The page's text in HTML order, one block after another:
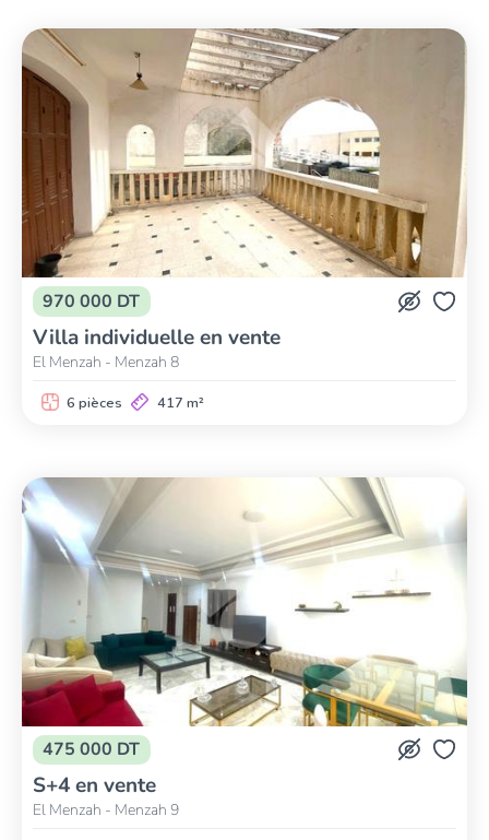
970 000 DT
Villa individuelle en vente
El Menzah - Menzah 8
6 pièces 417 m²
475 000 DT
S+4 en vente
El Menzah - Menzah 9